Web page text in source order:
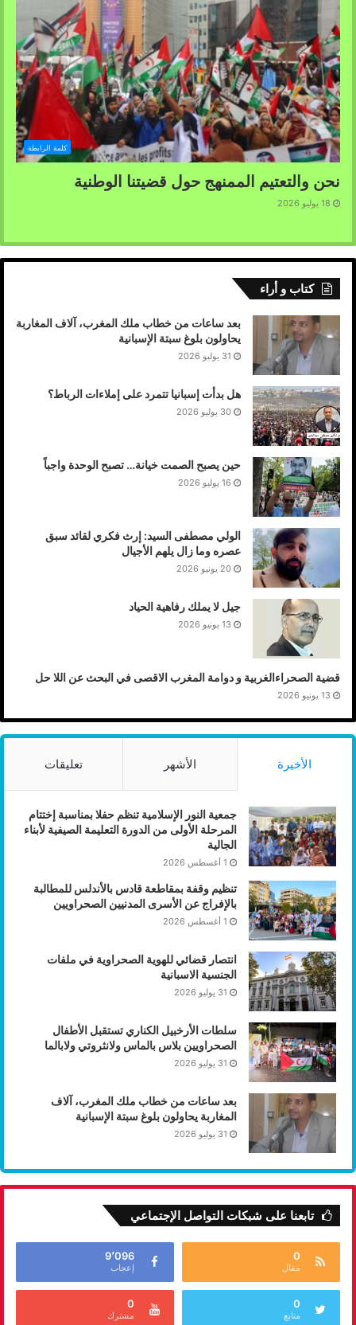
كلمة الرابطة
نحن والتعتيم الممنهج حول قضيتنا الوطنية
18 يوليو 2026
كتاب و أراء
بعد ساعات من خطاب ملك المغرب، آلاف المغاربة
يحاولون بلوغ سبتة الإسبانية
31 يوليو 2026
هل بدأت إسبانيا تتمرد على إملاءات الرباط؟
30 يوليو 2026
حين يصبح الصمت خيانة… تصبح الوحدة واجباً
16 يوليو 2026
الولي مصطفى السيد: إرث فكري لقائد سبق
عصره وما زال يلهم الأجيال
20 يونيو 2026
جيل لا يملك رفاهية الحياد
13 يونيو 2026
قضية الصحراءالغربية و دوامة المغرب الاقصى في البحث عن اللا حل
13 يونيو 2026
الأخيرة الأشهر تعليقات
جمعية النور الإسلامية تنظم حفلا بمناسبة إختتام
المرحلة الأولى من الدورة التعليمة الصيفية لأبناء
الجالية
1 أغسطس 2026
تنظيم وقفة بمقاطعة قادس بالأندلس للمطالبة
بالإفراج عن الأسرى المدنيين الصحراويين
1 أغسطس 2026
انتصار قضائي للهوية الصحراوية في ملفات
الجنسية الاسبانية
31 يوليو 2026
سلطات الأرخبيل الكناري تستقبل الأطفال
الصحراويين بلاس بالماس ولانثروتي ولابالما
31 يوليو 2026
بعد ساعات من خطاب ملك المغرب، آلاف
المغاربة يحاولون بلوغ سبتة الإسبانية
31 يوليو 2026
تابعنا على شبكات التواصل الإجتماعي
0
مقال
9٬096
إعجاب
0
متابع
0
مشترك